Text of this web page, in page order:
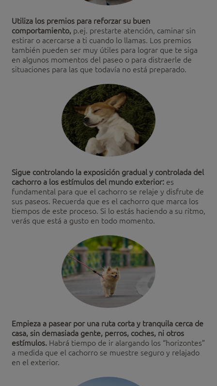
Utiliza los premios para reforzar su buen
comportamiento, p.ej. prestarte atención, caminar sin
estirar o acercarse a ti cuando lo llamas. Los premios
también pueden ser muy útiles para lograr que te siga
en algunos momentos del paseo o para distraerle de
situaciones para las que todavía no está preparado.
Sigue controlando la exposición gradual y controlada del
cachorro a los estímulos del mundo exterior: es
fundamental para que el cachorro se relaje y disfrute de
sus paseos. Recuerda que es el cachorro que marca los
tiempos de este proceso. Si lo estás haciendo a su ritmo,
verás que está a gusto en todo momento.
Empieza a pasear por una ruta corta y tranquila cerca de
casa, sin demasiada gente, perros, coches, ni otros
estímulos. Habrá tiempo de ir alargando los “horizontes”
a medida que el cachorro se muestre seguro y relajado
en el exterior.